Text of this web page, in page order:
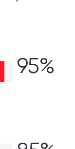
95%